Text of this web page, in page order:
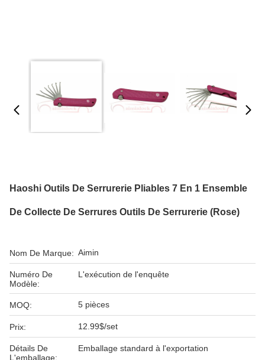
Haoshi Outils De Serrurerie Pliables 7 En 1 Ensemble
De Collecte De Serrures Outils De Serrurerie (rose)
Nom De Marque: Aimin
Numéro De
Modèle:
L'exécution de l'enquête
MOQ: 5 pièces
Prix: 12.99$/set
Détails De
L'emballage:
Emballage standard à l'exportation